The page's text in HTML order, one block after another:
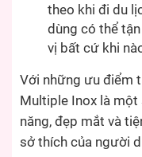
theo khi đi du
dùng có thể
vị bất cứ khi
Với những ưu điểm
Multiple Inox là một
năng, đẹp mắt và
sở thích của người